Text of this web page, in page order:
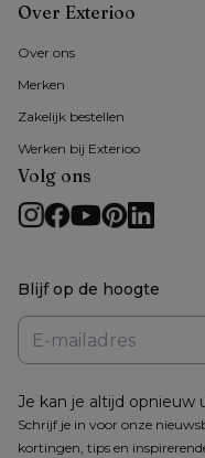
Over Exterioo
Over ons
Merken
Zakelijk bestellen
Werken bij Exterioo
Volg ons
Blijf op de hoogte
Je kan je altijd opnieuw
Schrijf je in voor onze
kortingen, tips en